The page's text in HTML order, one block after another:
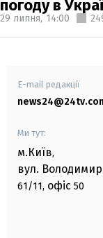
погоду в
29 липня, 14:00
E-mail редакції
Ми тут:
м.Київ,
вул.
61/11, офіс 50